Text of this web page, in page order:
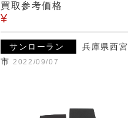
買取参考価格
¥
サンローラン
兵庫県西宮
市 2022/09/07